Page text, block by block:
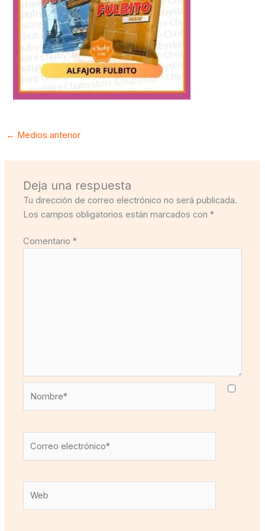
← Medios anterior
Deja una respuesta
Tu dirección de correo electrónico no será publicada.
Los campos obligatorios están marcados con*
Comentario*
electrónico*